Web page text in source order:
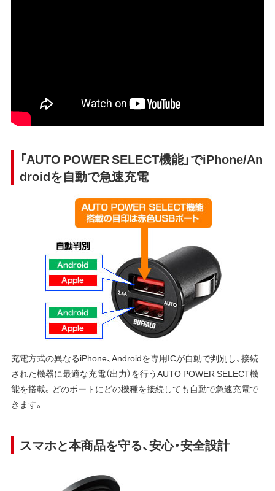
「AUTO POWER SELECT機能」でiPhone/An
droidを自動で急速充電
充電方式の異なるiPhone、Androidを専用ICが自動で判別し、接続
された機器に最適な充電（出力）を行うAUTO POWER SELECT機
能を搭載。どのポートにどの機種を接続しても自動で急速充電で
きます。
スマホと本商品を守る、安心・安全設計